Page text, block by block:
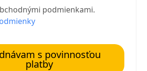
podmienkami.
s povinnosťou
platby